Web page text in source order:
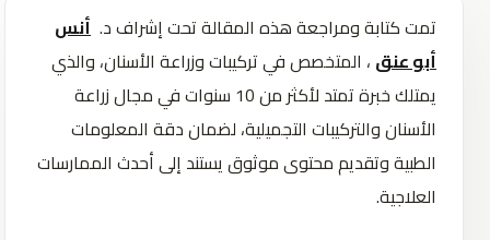
تمت كتابة ومراجعة هذه المقالة تحت إشراف د. أنس
أبو عنق ، المتخصص في تركيبات وزراعة الأسنان، والذي
يمتلك خبرة تمتد لأكثر من 10 سنوات في مجال زراعة
الأسنان والتركيبات التجميلية، لضمان دقة المعلومات
الطبية وتقديم محتوى موثوق يستند إلى أحدث الممارسات
العلاجية.